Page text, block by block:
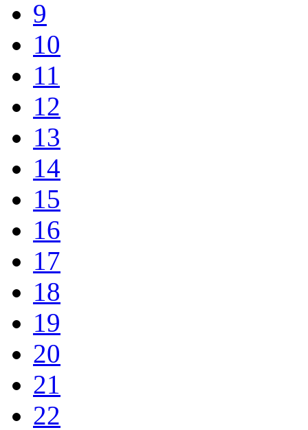
9
10
11
12
13
14
15
16
17
18
19
20
21
22